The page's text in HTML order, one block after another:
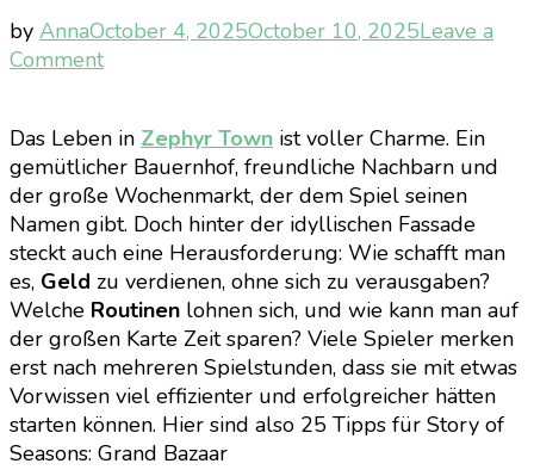
by AnnaOctober 4, 2025October 10, 2025Leave a
Commenton
of
Seasons:
Grand
Bazaar
–
25
Tipps,
die
ich
vorher
gerne
gewusst
Das Leben in Zephyr Town ist voller Charme. Ein
gemütlicher Bauernhof, freundliche Nachbarn und
der große Wochenmarkt, der dem Spiel seinen
Namen gibt. Doch hinter der idyllischen Fassade
steckt auch eine Herausforderung: Wie schafft man
es, Geld zu verdienen, ohne sich zu verausgaben?
Welche Routinen lohnen sich, und wie kann man auf
der großen Karte Zeit sparen? Viele Spieler merken
erst nach mehreren Spielstunden, dass sie mit etwas
Vorwissen viel effizienter und erfolgreicher hätten
starten können. Hier sind also 25 Tipps für Story of
Seasons: Grand Bazaar